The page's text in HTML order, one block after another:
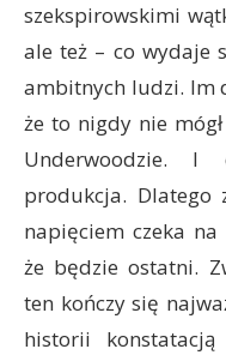
szekspirowskimi
ale też – co wydaje
ambitnych ludzi. Im
że to nigdy nie
Underwoodzie.
produkcja. Dlatego
napięciem czeka
że będzie ostatni.
ten kończy się
historii